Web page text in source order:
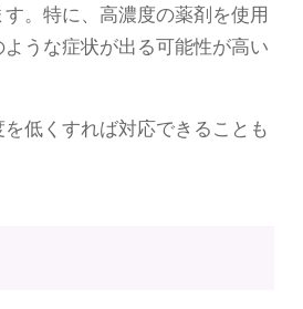
。特に、高濃度の薬剤を使用
うな症状が出る可能性が高い
低くすれば対応できることも